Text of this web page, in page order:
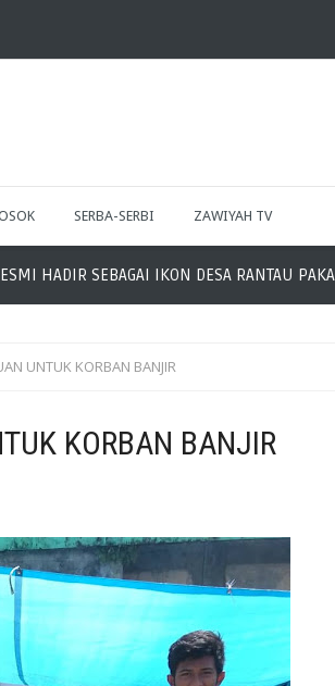
SERBA-SERBI ZAWIYAH TV
HADIR SEBAGAI IKON DESA RANTAU PAKAM
UNTUK KORBAN BANJIR
KORBAN BANJIR